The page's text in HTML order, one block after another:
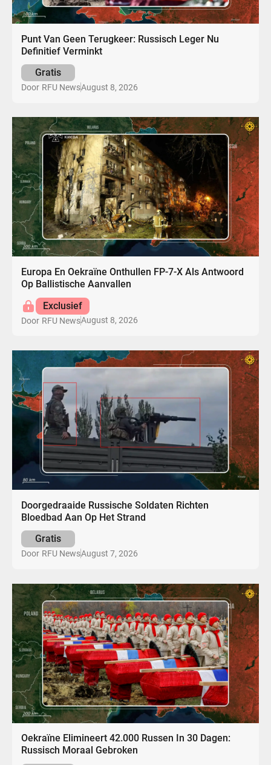
Punt Van Geen Terugkeer: Russisch Leger Nu
Definitief Verminkt
Gratis
Door RFU NewsAugust 8, 2026
Europa En Oekraïne Onthullen FP-7-X Als Antwoord
Op Ballistische Aanvallen
Exclusief
Door RFU NewsAugust 8, 2026
Doorgedraaide Russische Soldaten Richten
Bloedbad Aan Op Het Strand
Gratis
Door RFU NewsAugust 7, 2026
Oekraïne Elimineert 42.000 Russen In 30 Dagen:
Russisch Moraal Gebroken